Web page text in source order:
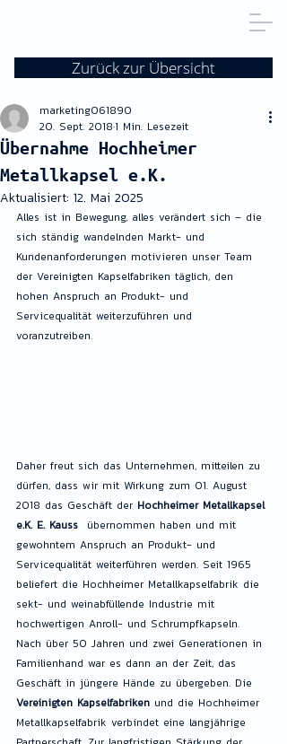
Zurück zur Übersicht
Übernahme Hochheimer
Metallkapsel e.K.
marketing061890
20. Sept. 20181 Min. Lesezeit
Aktualisiert: 12. Mai 2025
Alles ist in Bewegung, alles verändert sich – die
sich ständig wandelnden Markt- und
Kundenanforderungen motivieren unser Team
der Vereinigten Kapselfabriken täglich, den
hohen Anspruch an Produkt- und
Servicequalität weiterzuführen und
voranzutreiben.
Daher freut sich das Unternehmen, mitteilen zu
dürfen, dass wir mit Wirkung zum 01. August
2018 das Geschäft der Hochheimer Metallkapsel
e.K. E. Kauss
  übernommen haben und mit
gewohntem Anspruch an Produkt- und
Servicequalität weiterführen werden. Seit 1965
beliefert die Hochheimer Metallkapselfabrik die
sekt- und weinabfüllende Industrie mit
hochwertigen Anroll- und Schrumpfkapseln.
Nach über 50 Jahren und zwei Generationen in
Familienhand war es dann an der Zeit, das
Geschäft in jüngere Hände zu übergeben. Die
Vereinigten Kapselfabriken und die Hochheimer
Metallkapselfabrik verbindet eine langjährige